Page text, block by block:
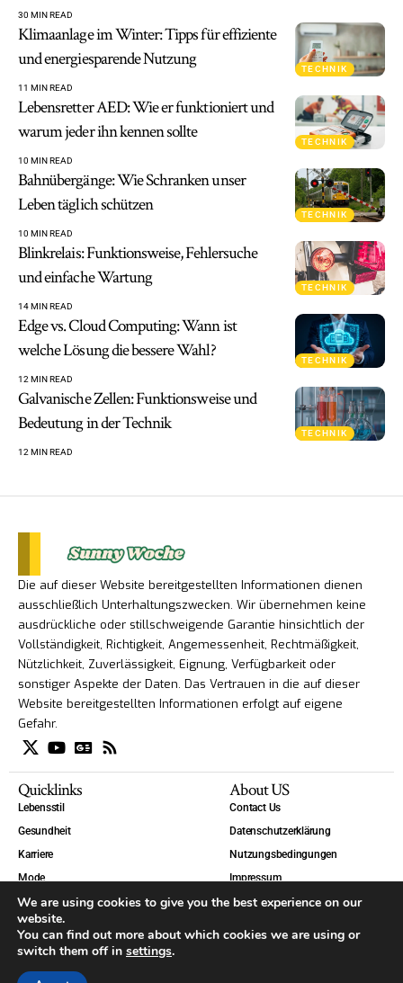
30 MIN READ
TECHNIK
Klimaanlage im Winter: Tipps für effiziente
und energiesparende Nutzung
11 MIN READ
TECHNIK
Lebensretter AED: Wie er funktioniert und
warum jeder ihn kennen sollte
10 MIN READ
TECHNIK
Bahnübergänge: Wie Schranken unser
Leben täglich schützen
10 MIN READ
TECHNIK
Blinkrelais: Funktionsweise, Fehlersuche
und einfache Wartung
14 MIN READ
TECHNIK
Edge vs. Cloud Computing: Wann ist
welche Lösung die bessere Wahl?
12 MIN READ
TECHNIK
Galvanische Zellen: Funktionsweise und
Bedeutung in der Technik
12 MIN READ
Die auf dieser Website bereitgestellten Informationen dienen
ausschließlich Unterhaltungszwecken. Wir übernehmen keine
ausdrückliche oder stillschweigende Garantie hinsichtlich der
Vollständigkeit, Richtigkeit, Angemessenheit, Rechtmäßigkeit,
Nützlichkeit, Zuverlässigkeit, Eignung, Verfügbarkeit oder
sonstiger Aspekte der Daten. Das Vertrauen in die auf dieser
Website bereitgestellten Informationen erfolgt auf eigene
Gefahr.
Quicklinks
Lebensstil
Gesundheit
Karriere
Mode
Technik
Welt
Blog
About US
Contact Us
Datenschutzerklärung
Nutzungsbedingungen
Impressum
We are using cookies to give you the best experience on our
website.
You can find out more about which cookies we are using or
switch them off in settings.